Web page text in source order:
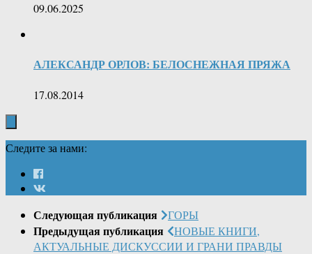
09.06.2025
АЛЕКСАНДР ОРЛОВ: БЕЛОСНЕЖНАЯ ПРЯЖА
17.08.2014
Следите за нами:
Следующая публикация ГОРЫ
Предыдущая публикация
НОВЫЕ КНИГИ,
АКТУАЛЬНЫЕ ДИСКУССИИ И ГРАНИ ПРАВДЫ